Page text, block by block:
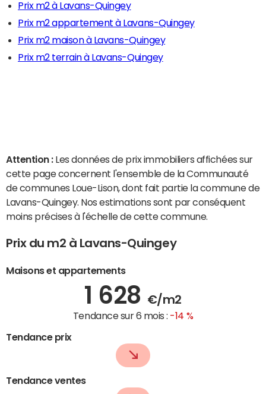
Prix m2 à Lavans-Quingey
Prix m2 appartement à Lavans-Quingey
Prix m2 maison à Lavans-Quingey
Prix m2 terrain à Lavans-Quingey
Attention : Les données de prix immobiliers affichées sur
cette page concernent l'ensemble de la Communauté
de communes Loue-Lison, dont fait partie la commune de
Lavans-Quingey. Nos estimations sont par conséquent
moins précises à l'échelle de cette commune.
Prix du m2 à Lavans-Quingey
Maisons et appartements
1 628 €/m2
Tendance sur 6 mois : -14 %
Tendance prix
Tendance ventes